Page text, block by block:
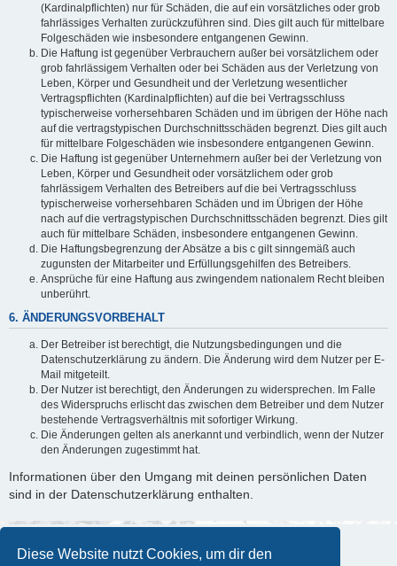
Diese Website nutzt Cookies, um dir den
(Kardinalpflichten) nur für Schäden, die auf ein vorsätzliches oder grob
fahrlässiges Verhalten zurückzuführen sind. Dies gilt auch für mittelbare
Folgeschäden wie insbesondere entgangenen Gewinn.
Die Haftung ist gegenüber Verbrauchern außer bei vorsätzlichem oder
grob fahrlässigem Verhalten oder bei Schäden aus der Verletzung von
Leben, Körper und Gesundheit und der Verletzung wesentlicher
Vertragspflichten (Kardinalpflichten) auf die bei Vertragsschluss
typischerweise vorhersehbaren Schäden und im übrigen der Höhe nach
auf die vertragstypischen Durchschnittsschäden begrenzt. Dies gilt auch
für mittelbare Folgeschäden wie insbesondere entgangenen Gewinn.
Die Haftung ist gegenüber Unternehmern außer bei der Verletzung von
Leben, Körper und Gesundheit oder vorsätzlichem oder grob
fahrlässigem Verhalten des Betreibers auf die bei Vertragsschluss
typischerweise vorhersehbaren Schäden und im Übrigen der Höhe
nach auf die vertragstypischen Durchschnittsschäden begrenzt. Dies gilt
auch für mittelbare Schäden, insbesondere entgangenen Gewinn.
Die Haftungsbegrenzung der Absätze a bis c gilt sinngemäß auch
zugunsten der Mitarbeiter und Erfüllungsgehilfen des Betreibers.
Ansprüche für eine Haftung aus zwingendem nationalem Recht bleiben
unberührt.
6. ÄNDERUNGSVORBEHALT
Der Betreiber ist berechtigt, die Nutzungsbedingungen und die
Datenschutzerklärung zu ändern. Die Änderung wird dem Nutzer per E-
Mail mitgeteilt.
Der Nutzer ist berechtigt, den Änderungen zu widersprechen. Im Falle
des Widerspruchs erlischt das zwischen dem Betreiber und dem Nutzer
bestehende Vertragsverhältnis mit sofortiger Wirkung.
Die Änderungen gelten als anerkannt und verbindlich, wenn der Nutzer
den Änderungen zugestimmt hat.
Informationen über den Umgang mit deinen persönlichen Daten
sind in der Datenschutzerklärung enthalten.